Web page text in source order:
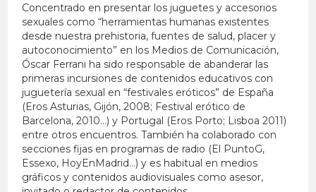
Concentrado en presentar los juguetes y accesorios
sexuales como “herramientas humanas existentes
desde nuestra prehistoria, fuentes de salud, placer y
autoconocimiento” en los Medios de Comunicación,
Óscar Ferrani ha sido responsable de abanderar las
primeras incursiones de contenidos educativos con
juguetería sexual en “festivales eróticos” de España
(Eros Asturias, Gijón, 2008; Festival erótico de
Barcelona, 2010…) y Portugal (Eros Porto; Lisboa 2011)
entre otros encuentros. También ha colaborado con
secciones fijas en programas de radio (El PuntoG,
Essexo, HoyEnMadrid…) y es habitual en medios
gráficos y contenidos audiovisuales como asesor,